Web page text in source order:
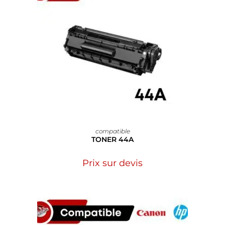
compatible
TONER 44A
Prix sur devis